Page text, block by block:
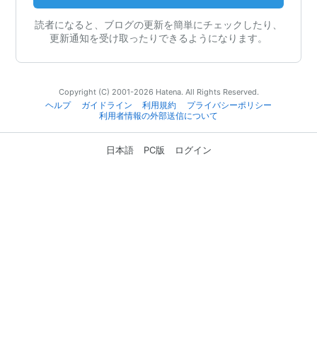
読者になると、ブログの更新を簡単にチェックしたり、
更新通知を受け取ったりできるようになります。
Copyright (C) 2001-2026 Hatena. All Rights Reserved.
ヘルプ
ガイドライン 利用規約
プライバシーポリシー
利用者情報の外部送信について
日本語 PC版 ログイン